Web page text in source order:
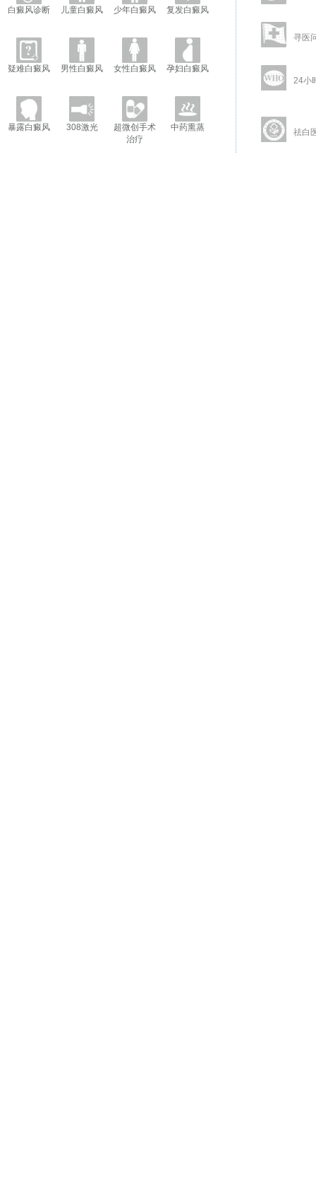
白癜风诊断 儿童白癜风 少年白癜风 复发白癜风
疑难白癜风 男性白癜风 女性白癜风 孕妇白癜风
暴露白癜风 308激光
超微创手术
治疗
中药熏蒸
寻医
24小
祛白